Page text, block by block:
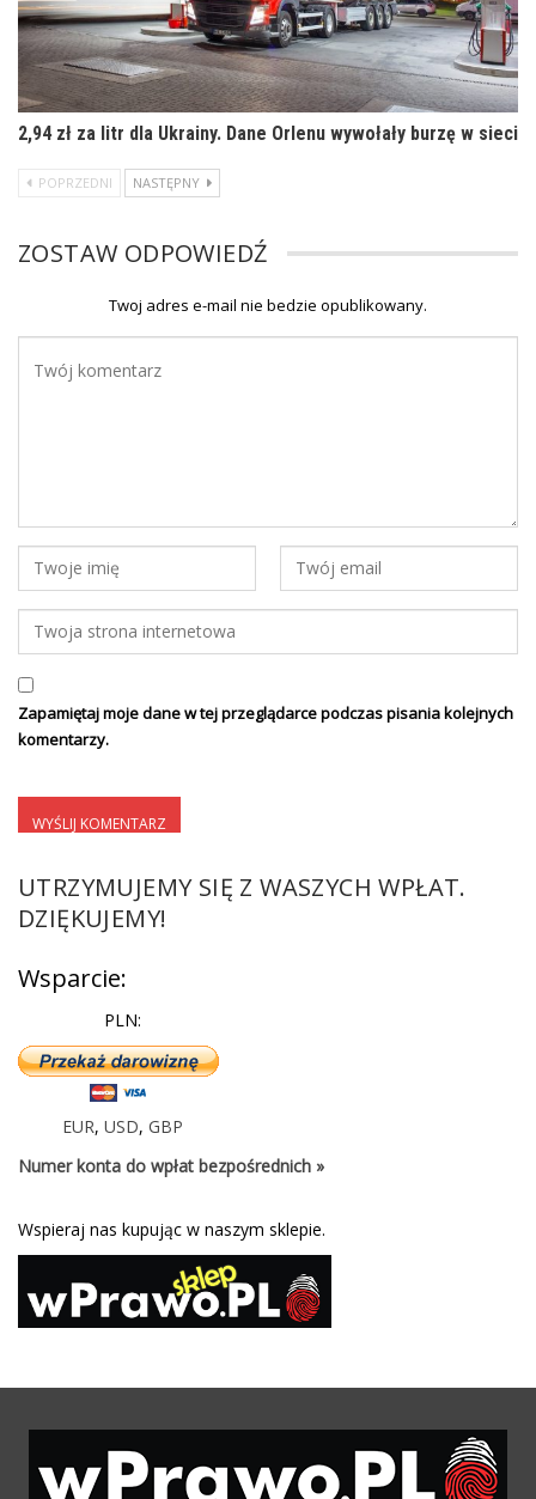
2,94 zł za litr dla Ukrainy. Dane Orlenu wywołały burzę w sieci
POPRZEDNI NASTĘPNY
ZOSTAW ODPOWIEDŹ
Twoj adres e-mail nie bedzie opublikowany.
Zapamiętaj moje dane w tej przeglądarce podczas pisania kolejnych
komentarzy.
UTRZYMUJEMY SIĘ Z WASZYCH WPŁAT.
DZIĘKUJEMY!
Wsparcie:
PLN:
EUR, USD, GBP
Numer konta do wpłat bezpośrednich »
Wspieraj nas kupując w naszym sklepie.